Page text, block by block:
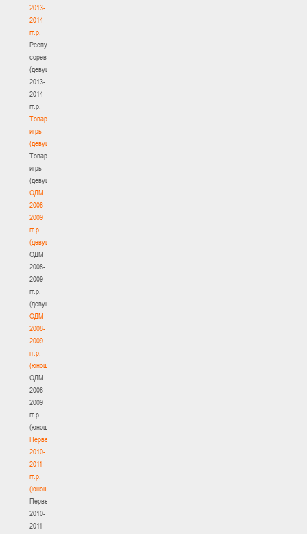
2013-
2014
гг.р.
Республиканские
соревнования
(девушки)
2013-
2014
гг.р.
Товарищеские
игры
(девушки)
Товарищеские
игры
(девушки)
ОДМ
2008-
2009
гг.р.
(девушки)
ОДМ
2008-
2009
гг.р.
(девушки)
ОДМ
2008-
2009
гг.р.
(юноши)
ОДМ
2008-
2009
гг.р.
(юноши)
Первенство
2010-
2011
гг.р.
(юноши)
Первенство
2010-
2011